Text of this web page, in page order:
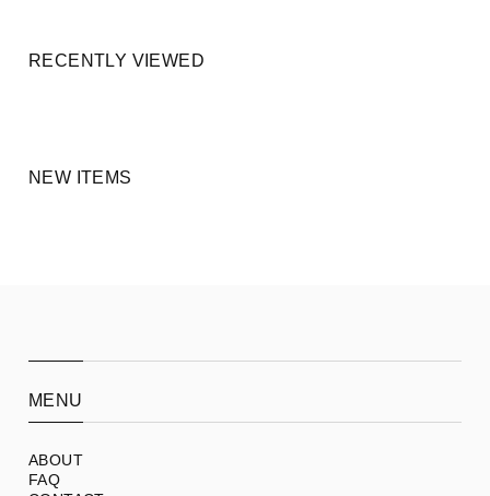
RECENTLY VIEWED
NEW ITEMS
MENU
ABOUT
FAQ